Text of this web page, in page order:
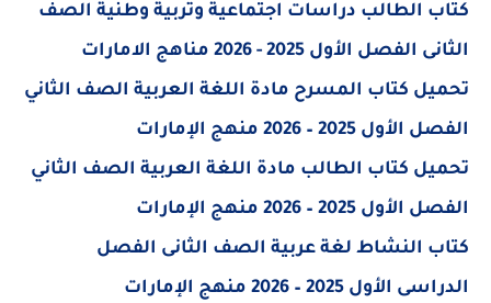
الطالب دراسات اجتماعية وتربية وطنية الصف
الأول 2025 - 2026 مناهج الامارات
كتاب المسرح مادة اللغة العربية الصف الثاني
– 2026 منهج الإمارات
كتاب الطالب مادة اللغة العربية الصف الثاني
– 2026 منهج الإمارات
النشاط لغة عربية الصف الثانى الفصل
2025 – 2026 منهج الإمارات